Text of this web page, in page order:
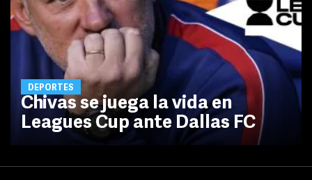
DEPORTES
Chivas se juega la vida en
Leagues Cup ante Dallas FC